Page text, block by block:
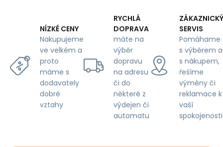
NÍZKÉ CENY
Nakupujeme
ve velkém a
proto
máme s
dodavately
dobré
vztahy
RYCHLÁ
DOPRAVA
máte na
výběr
dopravu
na adresu
či do
některé z
výdejen či
automatu
ZÁKAZNICKÝ
SERVIS
Pomáhame
s výběrem a
s nákupem,
řešíme
výměny či
reklamace k
vaší
spokojenosti